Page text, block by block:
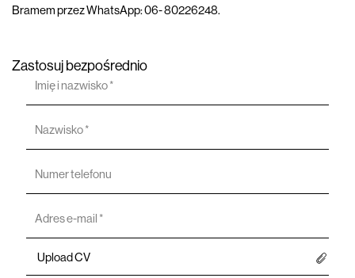
Bramem przez WhatsApp: 06- 80226248.
Zastosuj bezpośrednio
Upload CV